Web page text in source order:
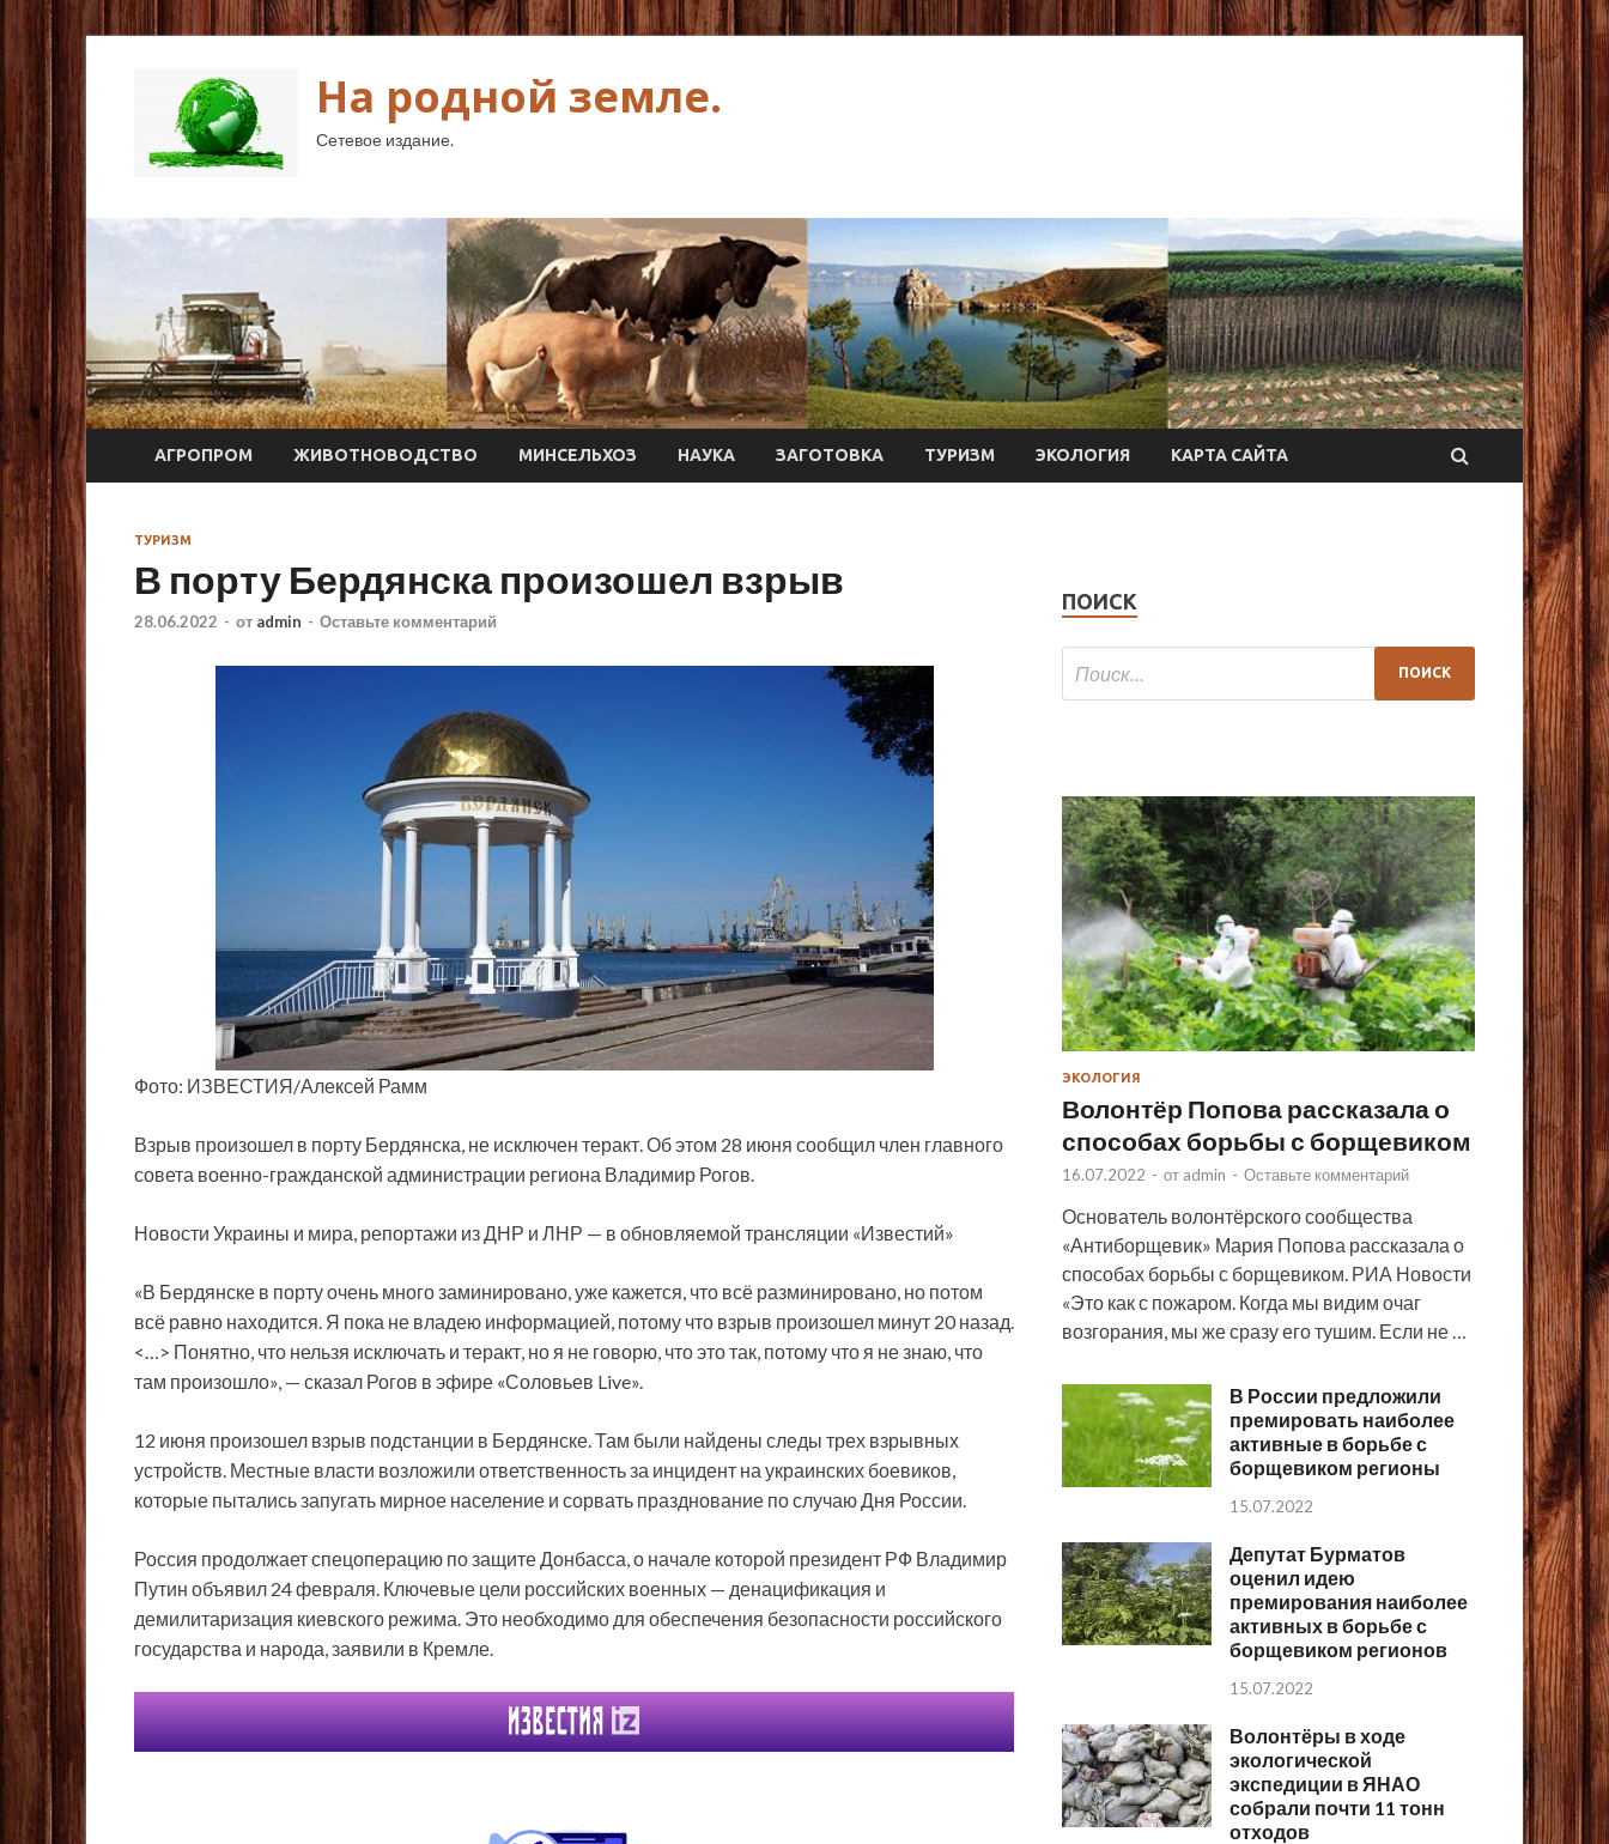
На родной земле.
Сетевое издание.
АГРОПРОМ ЖИВОТНОВОДСТВО МИНСЕЛЬХОЗ НАУКА ЗАГОТОВКА ТУРИЗМ ЭКОЛОГИЯ КАРТА САЙТА
ТУРИЗМ
В порту Бердянска произошел взрыв
28.06.2022 - от admin - Оставьте комментарий
Фото: ИЗВЕСТИЯ/Алексей Рамм
Взрыв произошел в порту Бердянска, не исключен теракт. Об этом 28 июня сообщил член главного
совета военно-гражданской администрации региона Владимир Рогов.
Новости Украины и мира, репортажи из ДНР и ЛНР — в обновляемой трансляции «Известий»
«В Бердянске в порту очень много заминировано, уже кажется, что всё разминировано, но потом
всё равно находится. Я пока не владею информацией, потому что взрыв произошел минут 20 назад.
<…> Понятно, что нельзя исключать и теракт, но я не говорю, что это так, потому что я не знаю, что
там произошло», — сказал Рогов в эфире «Соловьев Live».
12 июня произошел взрыв подстанции в Бердянске. Там были найдены следы трех взрывных
устройств. Местные власти возложили ответственность за инцидент на украинских боевиков,
которые пытались запугать мирное население и сорвать празднование по случаю Дня России.
Россия продолжает спецоперацию по защите Донбасса, о начале которой президент РФ Владимир
Путин объявил 24 февраля. Ключевые цели российских военных — денацификация и
демилитаризация киевского режима. Это необходимо для обеспечения безопасности российского
государства и народа, заявили в Кремле.
ПОИСК
ЭКОЛОГИЯ
Волонтёр Попова рассказала о
способах борьбы с борщевиком
16.07.2022 - от admin - Оставьте комментарий
Основатель волонтёрского сообщества
«Антиборщевик» Мария Попова рассказала о
способах борьбы с борщевиком. РИА Новости
«Это как с пожаром. Когда мы видим очаг
возгорания, мы же сразу его тушим. Если не …
В России предложили
премировать наиболее
активные в борьбе с
борщевиком регионы
15.07.2022
Депутат Бурматов
оценил идею
премирования наиболее
активных в борьбе с
борщевиком регионов
15.07.2022
Волонтёры в ходе
экологической
экспедиции в ЯНАО
собрали почти 11 тонн
отходов